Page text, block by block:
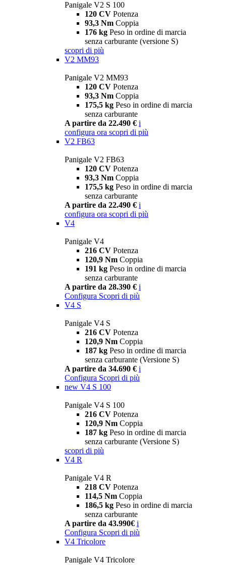
Panigale V2 S 100
120 CV Potenza
93,3 Nm Coppia
176 kg Peso in ordine di marcia
senza carburante (versione S)
scopri di più
V2 MM93
Panigale V2 MM93
120 CV Potenza
93,3 Nm Coppia
175,5 kg Peso in ordine di marcia
senza carburante
A partire da 22.490 € i
configura ora scopri di più
V2 FB63
Panigale V2 FB63
120 CV Potenza
93,3 Nm Coppia
175,5 kg Peso in ordine di marcia
senza carburante
A partire da 22.490 € i
configura ora scopri di più
V4
Panigale V4
216 CV Potenza
120,9 Nm Coppia
191 kg Peso in ordine di marcia
senza carburante
A partire da 28.390 € i
Configura Scopri di più
V4 S
Panigale V4 S
216 CV Potenza
120,9 Nm Coppia
187 kg Peso in ordine di marcia
senza carburante (Versione S)
A partire da 34.690 € i
Configura Scopri di più
new V4 S 100
Panigale V4 S 100
216 CV Potenza
120,9 Nm Coppia
187 kg Peso in ordine di marcia
senza carburante (Versione S)
scopri di più
V4 R
Panigale V4 R
218 CV Potenza
114,5 Nm Coppia
186,5 kg Peso in ordine di marcia
senza carburante
A partire da 43.990€ i
Configura Scopri di più
V4 Tricolore
Panigale V4 Tricolore